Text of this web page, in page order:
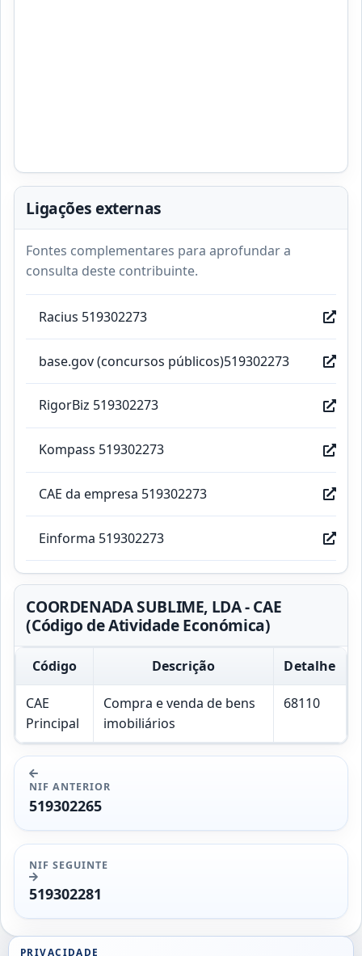
Ligações externas
Fontes complementares para aprofundar a
consulta deste contribuinte.
Racius 519302273
base.gov (concursos públicos)519302273
RigorBiz 519302273
Kompass 519302273
CAE da empresa 519302273
Einforma 519302273
COORDENADA SUBLIME, LDA - CAE
(Código de Atividade Económica)
Código Descrição Detalhe
CAE
Principal
Compra e venda de bens
imobiliários
68110
NIF ANTERIOR
519302265
NIF SEGUINTE
519302281
PRIVACIDADE